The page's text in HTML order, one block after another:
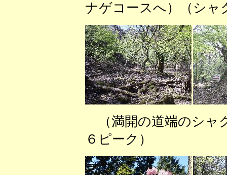
ナゲコースへ）（シャ
（満開の道端の
６ピーク） （